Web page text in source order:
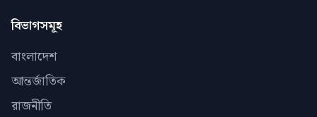
বিভাগসমূহ
বাংলাদেশ
আন্তর্জাতিক
রাজনীতি